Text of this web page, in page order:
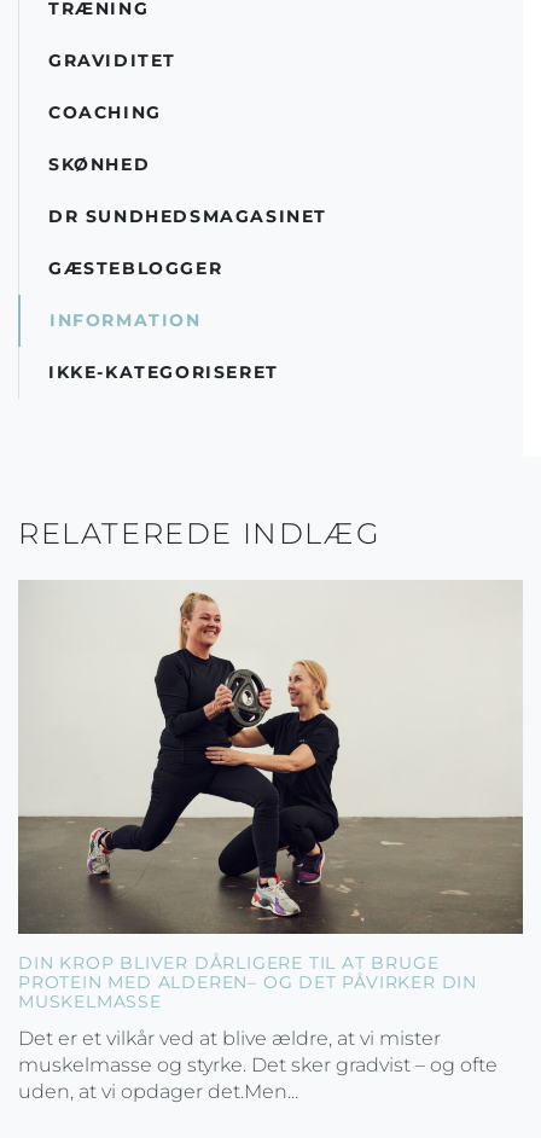
TRÆNING
GRAVIDITET
COACHING
SKØNHED
DR SUNDHEDSMAGASINET
GÆSTEBLOGGER
INFORMATION
IKKE-KATEGORISERET
RELATEREDE INDLÆG
DIN KROP BLIVER DÅRLIGERE TIL AT BRUGE
PROTEIN MED ALDEREN– OG DET PÅVIRKER DIN
MUSKELMASSE
Det er et vilkår ved at blive ældre, at vi mister
muskelmasse og styrke. Det sker gradvist – og ofte
uden, at vi opdager det.Men...